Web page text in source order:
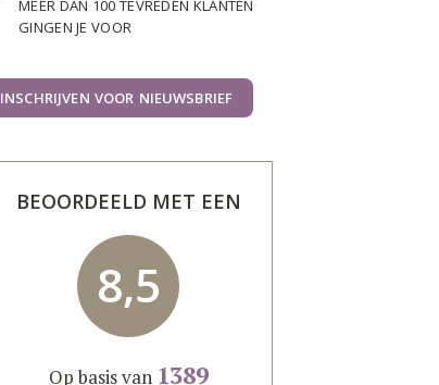
MEER DAN 100 TEVREDEN KLANTEN
GINGEN JE VOOR
INSCHRIJVEN VOOR NIEUWSBRIEF
BEOORDEELD MET EEN
8,5
Op basis van 1389